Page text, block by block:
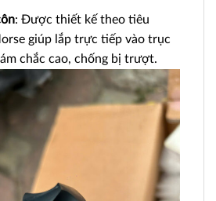
: Được thiết kế theo tiêu
giúp lắp trực tiếp vào trục
chắc cao, chống bị trượt.